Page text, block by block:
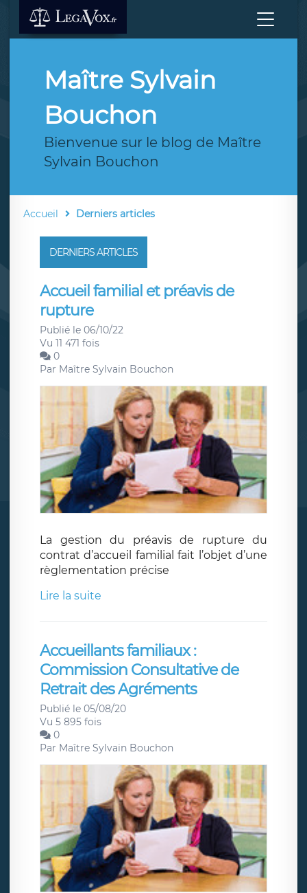
Maître Sylvain
Bouchon
Bienvenue sur le blog de Maître
Sylvain Bouchon
Accueil Derniers articles
DERNIERS ARTICLES
Accueil familial et préavis de
rupture
Publié le 06/10/22
Vu 11 471 fois
0
Par Maître Sylvain Bouchon
La gestion du préavis de rupture du
contrat d’accueil familial fait l’objet d’une
règlementation précise
Lire la suite
Accueillants familiaux :
Commission Consultative de
Retrait des Agréments
Publié le 05/08/20
Vu 5 895 fois
0
Par Maître Sylvain Bouchon